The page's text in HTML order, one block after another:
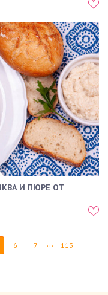
И ПЮРЕ ОТ
6 7 ... 113